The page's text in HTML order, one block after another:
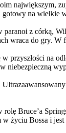
największym,
na wielkie
z córką,
wraca do gry.
przyszłości na
niebezpieczną
Bruce’a
życiu Bossa i